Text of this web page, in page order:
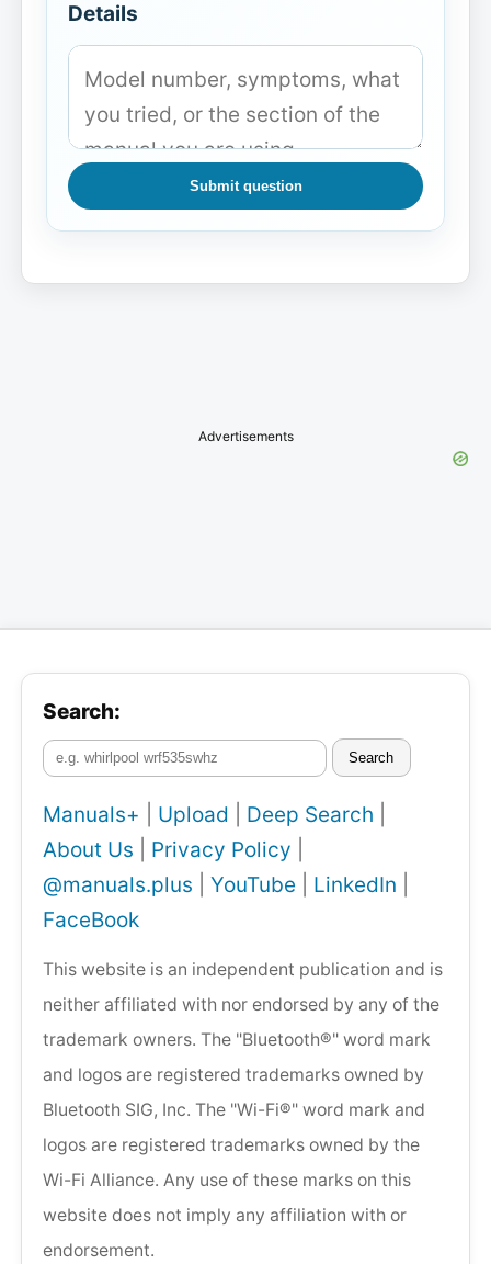
Details
Submit question
Advertisements
Search:
Search
Manuals+ Upload Deep Search
About Us
Privacy Policy
@manuals.plus
YouTube LinkedIn
FaceBook
This website is an independent publication and is
neither affiliated with nor endorsed by any of the
trademark owners. The "Bluetooth®" word mark
and logos are registered trademarks owned by
Bluetooth SIG, Inc. The "Wi-Fi®" word mark and
logos are registered trademarks owned by the
Wi-Fi Alliance. Any use of these marks on this
website does not imply any affiliation with or
endorsement.